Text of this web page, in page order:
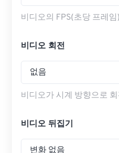
비디오의 FPS(초당 프레임
비디오 회전
없음
비디오가 시계 방향으로
비디오 뒤집기
변화 없음